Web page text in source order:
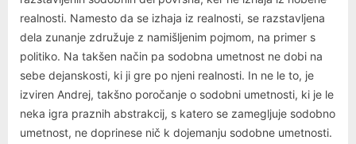
realnosti. Namesto da se izhaja iz realnosti, se razstavljena
dela zunanje združuje z namišljenim pojmom, na primer s
politiko. Na takšen način pa sodobna umetnost ne dobi na
sebe dejanskosti, ki ji gre po njeni realnosti. In ne le to, je
izviren Andrej, takšno poročanje o sodobni umetnosti, ki je le
neka igra praznih abstrakcij, s katero se zamegljuje sodobno
umetnost, ne doprinese nič k dojemanju sodobne umetnosti.